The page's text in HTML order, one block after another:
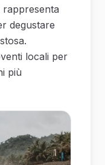
rappresenta
degustare
locali per
più